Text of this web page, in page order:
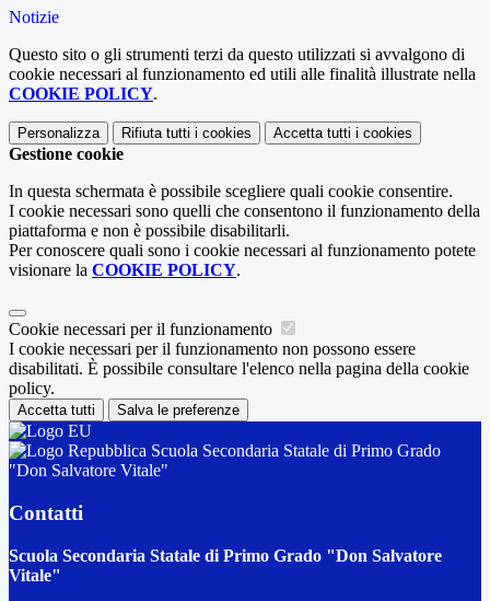
Notizie
Questo sito o gli strumenti terzi da questo utilizzati si avvalgono di
cookie necessari al funzionamento ed utili alle finalità illustrate nella
COOKIE POLICY.
Personalizza Rifiuta tutti i cookies Accetta tutti i cookies
Gestione cookie
In questa schermata è possibile scegliere quali cookie consentire.
I cookie necessari sono quelli che consentono il funzionamento della
piattaforma e non è possibile disabilitarli.
Per conoscere quali sono i cookie necessari al funzionamento potete
visionare la COOKIE POLICY.
Cookie necessari per il funzionamento
I cookie necessari per il funzionamento non possono essere
disabilitati. È possibile consultare l'elenco nella pagina della cookie
policy.
Accetta tutti Salva le preferenze
Scuola Secondaria Statale di Primo Grado
"Don Salvatore Vitale"
Contatti
Scuola Secondaria Statale di Primo Grado "Don Salvatore
Vitale"